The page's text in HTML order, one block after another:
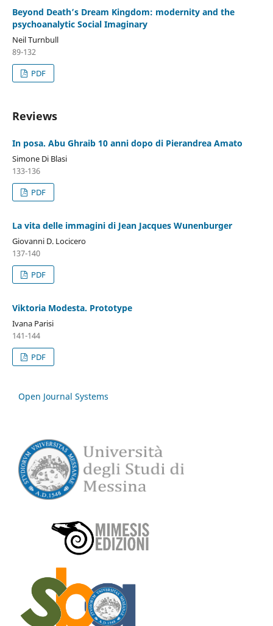
Beyond Death’s Dream Kingdom: modernity and the
psychoanalytic Social Imaginary
Neil Turnbull
89-132
PDF
Reviews
In posa. Abu Ghraib 10 anni dopo di Pierandrea Amato
Simone Di Blasi
133-136
PDF
La vita delle immagini di Jean Jacques Wunenburger
Giovanni D. Locicero
137-140
PDF
Viktoria Modesta. Prototype
Ivana Parisi
141-144
PDF
Open Journal Systems